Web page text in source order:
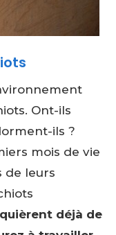
Ont-ils
ils ?
mois de vie
de leurs
déjà de